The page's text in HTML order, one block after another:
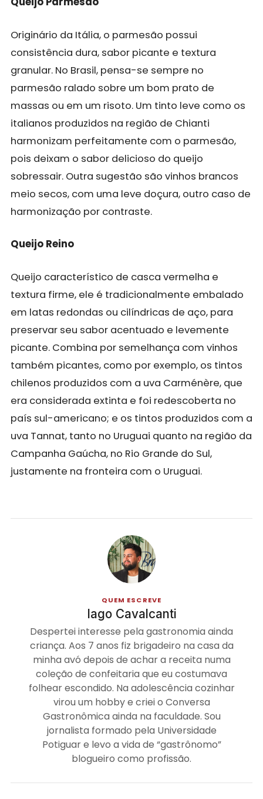
Originário da Itália, o parmesão possui
consistência dura, sabor picante e textura
granular. No Brasil, pensa-se sempre no
parmesão ralado sobre um bom prato de
massas ou em um risoto. Um tinto leve como os
italianos produzidos na região de Chianti
harmonizam perfeitamente com o parmesão,
pois deixam o sabor delicioso do queijo
sobressair. Outra sugestão são vinhos brancos
meio secos, com uma leve doçura, outro caso de
harmonização por contraste.
Queijo Reino
Queijo característico de casca vermelha e
textura firme, ele é tradicionalmente embalado
em latas redondas ou cilíndricas de aço, para
preservar seu sabor acentuado e levemente
picante. Combina por semelhança com vinhos
também picantes, como por exemplo, os tintos
chilenos produzidos com a uva Carménère, que
era considerada extinta e foi redescoberta no
país sul-americano; e os tintos produzidos com a
uva Tannat, tanto no Uruguai quanto na região da
Campanha Gaúcha, no Rio Grande do Sul,
justamente na fronteira com o Uruguai.
QUEM ESCREVE
Iago Cavalcanti
Despertei interesse pela gastronomia ainda
criança. Aos 7 anos fiz brigadeiro na casa da
minha avó depois de achar a receita numa
coleção de confeitaria que eu costumava
folhear escondido. Na adolescência cozinhar
virou um hobby e criei o Conversa
Gastronômica ainda na faculdade. Sou
jornalista formado pela Universidade
Potiguar e levo a vida de “gastrônomo”
blogueiro como profissão.